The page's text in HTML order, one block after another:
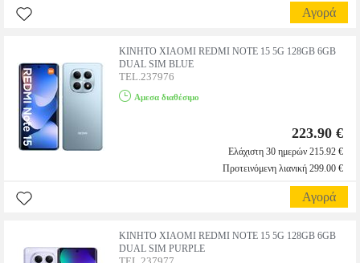
Αγορά
ΚΙΝΗΤΟ XIAOMI REDMI NOTE 15 5G 128GB 6GB
DUAL SIM BLUE
TEL.237976
Αμεσα διαθέσιμο
223.90 €
Ελάχιστη 30 ημερών 215.92 €
Προτεινόμενη λιανική 299.00 €
Αγορά
ΚΙΝΗΤΟ XIAOMI REDMI NOTE 15 5G 128GB 6GB
DUAL SIM PURPLE